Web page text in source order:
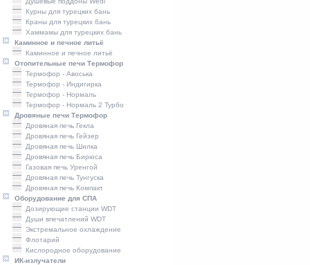
Курны для турецких бань
Краны для турецких бань
Хаммамы для турецких бань
Каминное и печное литьё
Каминное и печное литьё
Отопительные печи Термофор
Термофор - Авоська
Термофор - Индигирка
Термофор - Нормаль
Термофор - Нормаль 2 Турбо
Дровяные печи Термофор
Дровяная печь Гекла
Дровяная печь Гейзер
Дровяная печь Шилка
Дровяная печь Бирюса
Газовая печь Уренгой
Дровяная печь Тунгуска
Дровяная печь Компакт
Оборудование для СПА
Дозирующие станции WDT
Души впечатлений WDT
Экстремальное охлаждение
Флотарий
Кислородное оборудование
ИК-излучатели